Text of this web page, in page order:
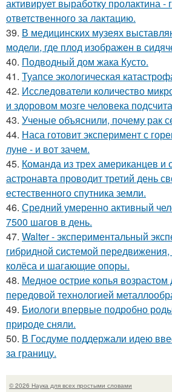
активирует выработку пролактина -
ответственного за лактацию.
39. В медицинских музеях
модели, где плод изображен в
40. Подводный дом жака Кусто.
41. Туапсе экологическая
42. Исследователи количество
и здоровом мозге человека
43. Ученые объяснили, почему рак
44. Наса готовит эксперимент с
луне - и вот зачем.
45. Команда из трех американцев и
астронавта проводит третий день
естественного спутника земли.
46. Средний умеренно активный
7500 шагов в день.
47. Walter - экспериментальный
гибридной системой
колёса и шагающие опоры.
48. Медное острие копья возрастом
передовой технологией
49. Биологи впервые подробно
природе сняли.
50. В Госдуме поддержали идею
за границу.
© 2026 Наука для всех простыми словами